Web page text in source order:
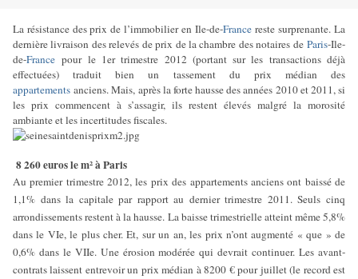
La résistance des prix de l’immobilier en Ile-de-France reste surprenante. La
dernière livraison des relevés de prix de la chambre des notaires de Paris-Ile-
de-France pour le 1er trimestre 2012 (portant sur les transactions déjà
effectuées) traduit bien un tassement du prix médian des
appartements anciens. Mais, après la forte hausse des années 2010 et 2011, si
les prix commencent à s’assagir, ils restent élevés malgré la morosité
ambiante et les incertitudes fiscales.
8 260 euros le m² à Paris
Au premier trimestre 2012, les prix des appartements anciens ont baissé de
1,1% dans la capitale par rapport au dernier trimestre 2011. Seuls cinq
arrondissements restent à la hausse. La baisse trimestrielle atteint même 5,8%
dans le VIe, le plus cher. Et, sur un an, les prix n’ont augmenté « que » de
0,6% dans le VIIe. Une érosion modérée qui devrait continuer. Les avant-
contrats laissent entrevoir un prix médian à 8200 € pour juillet (le record est